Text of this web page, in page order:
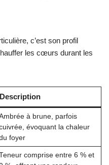
c’est son profil
les cœurs durant les
Description
à brune, parfois
évoquant la chaleur
foyer
comprise entre 6 % et